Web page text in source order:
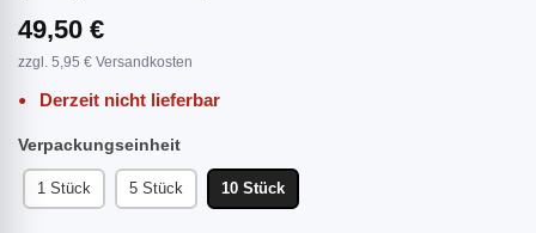
49,50 €
zzgl. 5,95 € Versandkosten
Derzeit nicht lieferbar
Verpackungseinheit
1 Stück 5 Stück 10 Stück